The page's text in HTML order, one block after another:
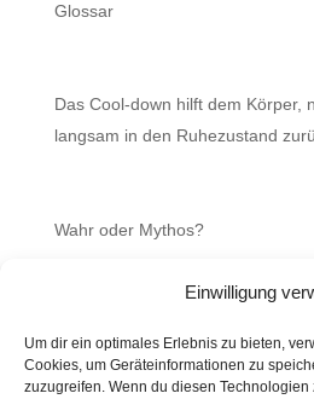
Einwilligung
Um dir ein optimales Erlebnis zu bieten,
Cookies, um Geräteinformationen zu
zuzugreifen. Wenn du diesen
Glossar
Das Cool-down hilft dem Körper,
langsam in den Ruhezustand
Wahr oder Mythos?
steckt da etwas substantielles
Was ist gesunder Stuhlgang?
Darm mit Charme